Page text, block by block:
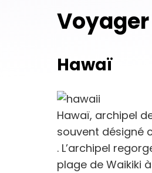
Hawaï
Hawaï, archipel
souvent désigné
. L’archipel
plage de Waikiki